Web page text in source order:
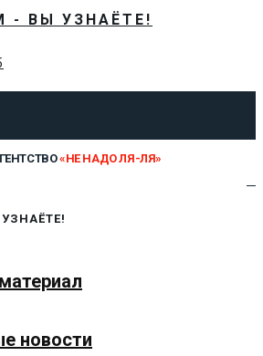
- ВЫ УЗНАЁТЕ!
«НЕ НАДО ЛЯ-ЛЯ»
новости